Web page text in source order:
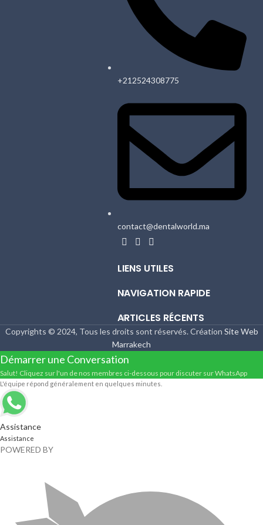
+212524308775
contact@dentalworld.ma
LIENS UTILES
NAVIGATION RAPIDE
ARTICLES RÉCENTS
Copyrights © 2024, Tous les droits sont réservés. Création Site Web
Marrakech
Démarrer une Conversation
Salut! Cliquez sur l'un de nos membres ci-dessous pour discuter sur WhatsApp
L'équipe répond généralement en quelques minutes.
Assistance
Assistance
POWERED BY